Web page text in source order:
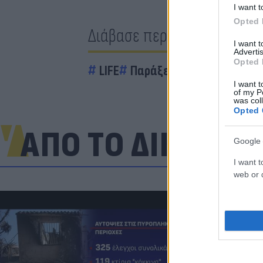
I want
Opted
I want
Opted
I want
of my
was
Opted
Google
I want
web or
Διάβασε περισσότερα
LIFE Παράξενα Ενοίκια
ΑΠΟ ΤΟ ΔΙΚΤΥΟ
Σαλάχ -